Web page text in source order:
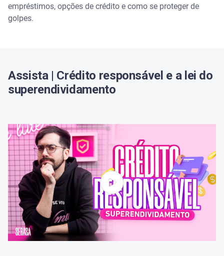
Empréstimo pessoal
É possível conseguir empréstimo fácil?
Como não cair no golpe do crédito fácil
Faça sua simulação de crédito com segurança na
Serasa
empréstimos, opções de crédito e como se proteger de
golpes.
Assista | Crédito responsável e a lei do
superendividamento